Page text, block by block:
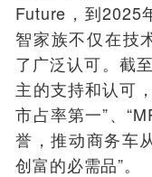
Future，到2025
智家族不仅在技
了广泛认可。截
主的支持和认可
市占率第一”、
誉，推动商务车
创富的必需品”。